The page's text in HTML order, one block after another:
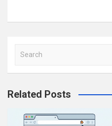
a
c
Related Posts